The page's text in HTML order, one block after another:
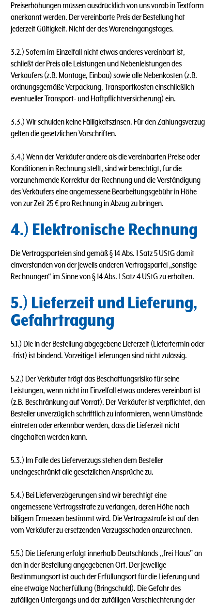
Preiserhöhungen müssen ausdrücklich von uns vorab in Textform
anerkannt werden. Der vereinbarte Preis der Bestellung hat
jederzeit Gültigkeit. Nicht der des Wareneingangstages.
3.2.) Sofern im Einzelfall nicht etwas anderes vereinbart ist,
schließt der Preis alle Leistungen und Nebenleistungen des
Verkäufers (z.B. Montage, Einbau) sowie alle Nebenkosten (z.B.
ordnungsgemäße Verpackung, Transportkosten einschließlich
eventueller Transport- und Haftpflichtversicherung) ein.
3.3.) Wir schulden keine Fälligkeitszinsen. Für den Zahlungsverzug
gelten die gesetzlichen Vorschriften.
3.4.) Wenn der Verkäufer andere als die vereinbarten Preise oder
Konditionen in Rechnung stellt, sind wir berechtigt, für die
vorzunehmende Korrektur der Rechnung und die Verständigung
des Verkäufers eine angemessene Bearbeitungsgebühr in Höhe
von zur Zeit 25 € pro Rechnung in Abzug zu bringen.
4.) Elektronische Rechnung
Die Vertragsparteien sind gemäß § 14 Abs. 1 Satz 5 UStG damit
einverstanden von der jeweils anderen Vertragspartei „sonstige
Rechnungen“ im Sinne von § 14 Abs. 1 Satz 4 UStG zu erhalten.
5.) Lieferzeit und Lieferung,
Gefahrtragung
5.1.) Die in der Bestellung abgegebene Lieferzeit (Liefertermin oder
-frist) ist bindend. Vorzeitige Lieferungen sind nicht zulässig.
5.2.) Der Verkäufer trägt das Beschaffungsrisiko für seine
Leistungen, wenn nicht im Einzelfall etwas anderes vereinbart ist
(z.B. Beschränkung auf Vorrat). Der Verkäufer ist verpflichtet, den
Besteller unverzüglich schriftlich zu informieren, wenn Umstände
eintreten oder erkennbar werden, dass die Lieferzeit nicht
eingehalten werden kann.
5.3.) lm Falle des Lieferverzugs stehen dem Besteller
uneingeschränkt alle gesetzlichen Ansprüche zu.
5.4.) Bei Lieferverzögerungen sind wir berechtigt eine
angemessene Vertragsstrafe zu verlangen, deren Höhe nach
billigem Ermessen bestimmt wird. Die Vertragsstrafe ist auf den
vom Verkäufer zu ersetzenden Verzugsschaden anzurechnen.
5.5.) Die Lieferung erfolgt innerhalb Deutschlands ,,frei Haus" an
den in der Bestellung angegebenen Ort. Der jeweilige
Bestimmungsort ist auch der Erfüllungsort für die Lieferung und
eine etwaige Nacherfüllung (Bringschuld). Die Gefahr des
zufälligen Untergangs und der zufälligen Verschlechterung der